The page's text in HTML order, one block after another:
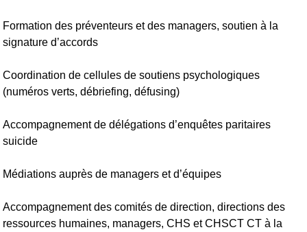
Formation des préventeurs et des managers, soutien à la
signature d’accords
Coordination de cellules de soutiens psychologiques
(numéros verts, débriefing, défusing)
Accompagnement de délégations d’enquêtes paritaires
suicide
Médiations auprès de managers et d’équipes
Accompagnement des comités de direction, directions des
ressources humaines, managers, CHS et CHSCT CT à la